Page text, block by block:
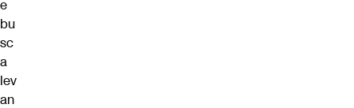
e
bu
sc
a
lev
an